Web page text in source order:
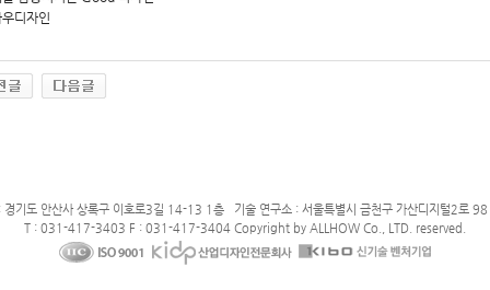
디자인
기도 안산사 상록구 이호로3길 14-13 1층 기술 연구소 : 서울특별시 금천구 가산디지털2로
T : 031-417-3403 F : 031-417-3404 Copyright by ALLHOW Co., LTD. reserved.